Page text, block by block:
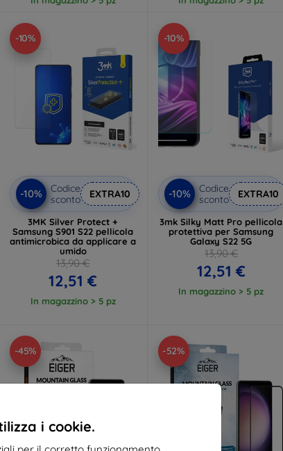
i cookie.
-10%
-10%
Codice
sconto
EXTRA10
3MK Silver Protect +
Samsung S901 S22 pellicola
antimicrobica da applicare a
umido
13,90 €
12,51 €
In magazzino > 5 pz
-10%
-10%
Codice
sconto
EXTRA10
3mk Silky Matt Pro pellicola
protettiva per Samsung
Galaxy S22 5G
13,90 €
12,51 €
In magazzino > 5 pz
-45% -52%